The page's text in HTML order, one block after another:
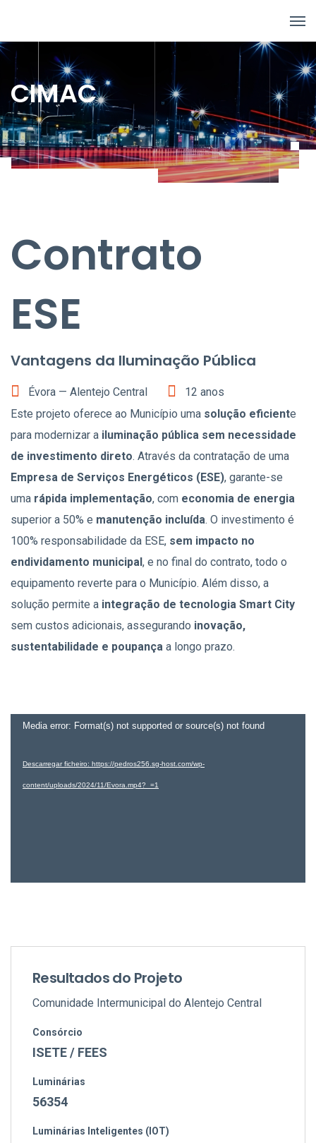
CIMAC
Évora — Alentejo Central
12 anos
Este projeto oferece ao Município uma solução eficiente
para modernizar a iluminação pública sem necessidade
de investimento direto. Através da contratação de uma
Empresa de Serviços Energéticos (ESE), garante-se
uma rápida implementação, com economia de energia
superior a 50% e manutenção incluída. O investimento é
100% responsabilidade da ESE, sem impacto no
endividamento municipal , e no final do contrato, todo o
equipamento reverte para o Município. Além disso, a
solução permite a integração de tecnologia Smart City
sem custos adicionais, assegurando inovação,
sustentabilidade e poupança a longo prazo.
Reprodutor
vídeo
Media error: Format(s) not supported or source(s) not found
Descarregar ficheiro: https://pedros256.sg-host.com/wp-
content/uploads/2024/11/Evora.mp4?_=1
Resultados do Projeto
Comunidade Intermunicipal do Alentejo Central
Consórcio
ISETE / FEES
Luminárias
56354
Luminárias Inteligentes (IOT)